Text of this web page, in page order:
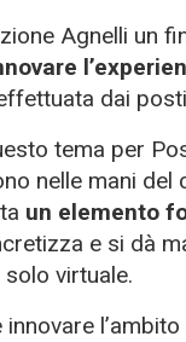
Agnelli un
dai
tema per
nelle mani
un elemento
e si dà
virtuale.